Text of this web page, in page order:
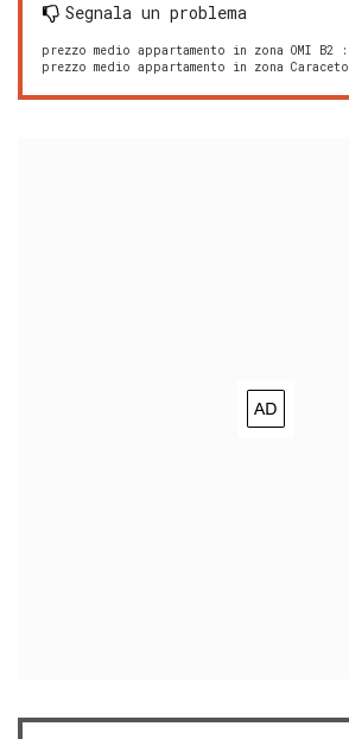
Segnala un problema
prezzo medio appartamento in zona OMI B2 :
prezzo medio appartamento in zona Caraceto